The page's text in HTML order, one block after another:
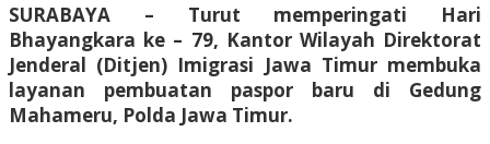
SURABAYA – Turut memperingati Hari
Bhayangkara ke – 79, Kantor Wilayah Direktorat
Jenderal (Ditjen) Imigrasi Jawa Timur membuka
layanan pembuatan paspor baru di Gedung
Mahameru, Polda Jawa Timur.